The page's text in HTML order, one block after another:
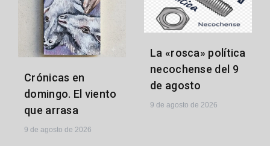
Crónicas en
domingo. El viento
que arrasa
9 de agosto de 2026
La «rosca» política
necochense del 9
de agosto
9 de agosto de 2026